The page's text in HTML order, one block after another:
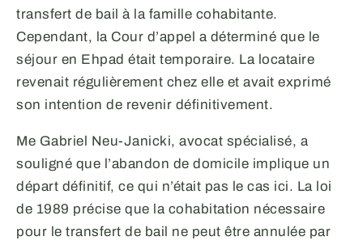
transfert de bail à la famille cohabitante.
Cependant, la Cour d’appel a déterminé que le
séjour en Ehpad était temporaire. La locataire
revenait régulièrement chez elle et avait exprimé
son intention de revenir définitivement.
Me Gabriel Neu-Janicki, avocat spécialisé, a
souligné que l’abandon de domicile implique un
départ définitif, ce qui n’était pas le cas ici. La loi
de 1989 précise que la cohabitation nécessaire
pour le transfert de bail ne peut être annulée par